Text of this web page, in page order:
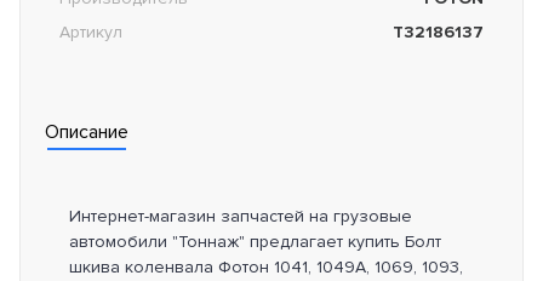
Артикул
T32186137
Описание
Интернет-магазин запчастей на грузовые
автомобили "Тоннаж" предлагает купить Болт
шкива коленвала Фотон 1041, 1049A, 1069, 1093,